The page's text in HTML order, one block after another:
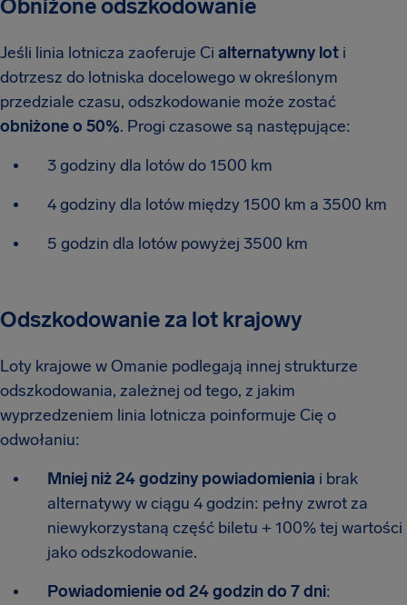
Obniżone odszkodowanie
Jeśli linia lotnicza zaoferuje Ci alternatywny lot i
dotrzesz do lotniska docelowego w określonym
przedziale czasu, odszkodowanie może zostać
obniżone o 50%. Progi czasowe są następujące:
3 godziny dla lotów do 1500 km
4 godziny dla lotów między 1500 km a 3500 km
5 godzin dla lotów powyżej 3500 km
Odszkodowanie za lot krajowy
Loty krajowe w Omanie podlegają innej strukturze
odszkodowania, zależnej od tego, z jakim
wyprzedzeniem linia lotnicza poinformuje Cię o
odwołaniu:
Mniej niż 24 godziny powiadomienia i brak
alternatywy w ciągu 4 godzin: pełny zwrot za
niewykorzystaną część biletu + 100% tej wartości
jako odszkodowanie.
Powiadomienie od 24 godzin do 7 dni: